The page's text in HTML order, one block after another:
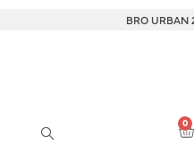
BRO URBAN 2025
0